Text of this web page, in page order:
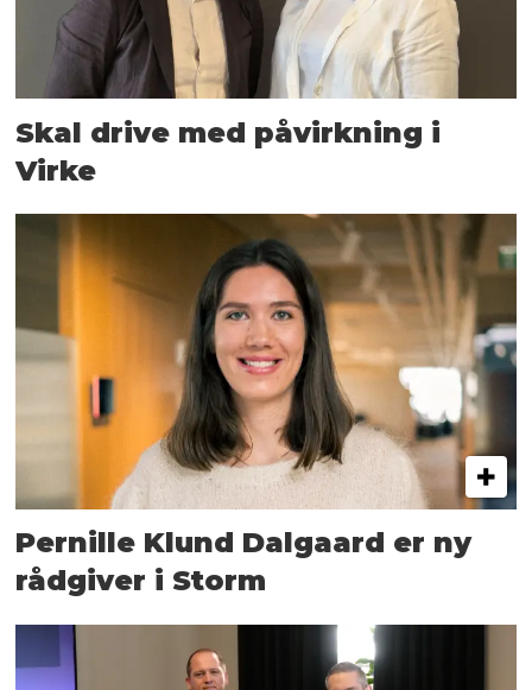
Skal drive med påvirkning i
Virke
Pernille Klund Dalgaard er ny
rådgiver i Storm